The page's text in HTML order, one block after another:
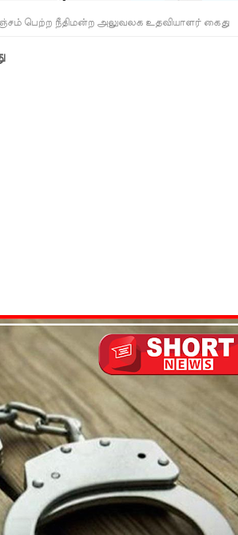
தண்டனை குறைக்கப்படுவதற்கோ வாய்ப்பு
ஒத்திவைப்பு
பெற்ற நீதிமன்ற அலுவலக உதவியாளர் கைது